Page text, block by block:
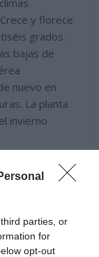
parties, or
for
opt-out
y florece
grados.
bajas de
nuevo en
La planta
invierno